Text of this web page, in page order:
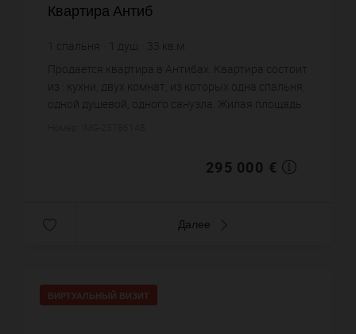
Квартира Антиб
спальня душ 33 кв.м.
цена за кв.м.
Продается квартира в Антибах. Квартира состоит
из : кухни, двух комнат, из которых одна спальня,
одной душевой, одного санузла. Жилая площадь
295 000 €
Далее
ВИРТУАЛЬНЫЙ ВИЗИТ